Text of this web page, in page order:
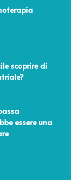
scoprire di
essere una